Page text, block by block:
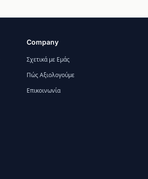
Company
Σχετικά με Εμάς
Πώς Αξιολογούμε
Επικοινωνία